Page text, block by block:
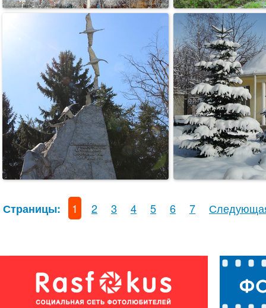
Страницы: 1 2 3 4 5 6 7